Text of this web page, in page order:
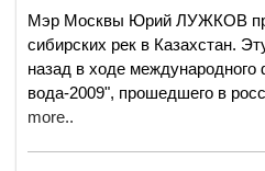
Мэр Москвы Юрий ЛУЖКОВ
сибирских рек в Казахстан.
назад в ходе международного
вода-2009", прошедшего в
more..